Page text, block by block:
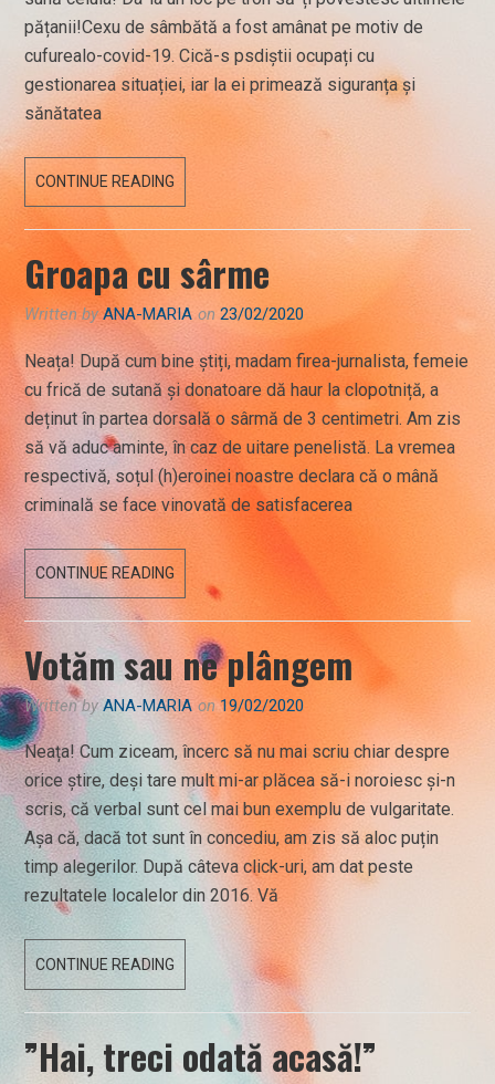
pățanii!Cexu de sâmbătă a fost amânat pe motiv de
cufurealo-covid-19. Cică-s psdiștii ocupați cu
gestionarea situației, iar la ei primează siguranța și
sănătatea
CONTINUE READING
FEBRUARIE
Groapa cu sârme
Written byANA-MARIA on23/02/2020
Neața! După cum bine știți, madam firea-jurnalista, femeie
cu frică de sutană și donatoare dă haur la clopotniță, a
deținut în partea dorsală o sârmă de 3 centimetri. Am zis
să vă aduc aminte, în caz de uitare penelistă. La vremea
respectivă, soțul (h)eroinei noastre declara că o mână
criminală se face vinovată de satisfacerea
CONTINUE READING
CU
Votăm sau ne plângem
Written byANA-MARIA on19/02/2020
Neața! Cum ziceam, încerc să nu mai scriu chiar despre
orice știre, deși tare mult mi-ar plăcea să-i noroiesc și-n
scris, că verbal sunt cel mai bun exemplu de vulgaritate.
Așa că, dacă tot sunt în concediu, am zis să aloc puțin
timp alegerilor. După câteva click-uri, am dat peste
rezultatele localelor din 2016. Vă
CONTINUE READING
SAU
PLÂNGEM
”Hai, treci odată acasă!”